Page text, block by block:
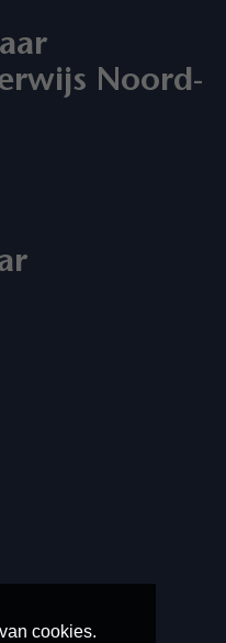
cookies.
Noord-